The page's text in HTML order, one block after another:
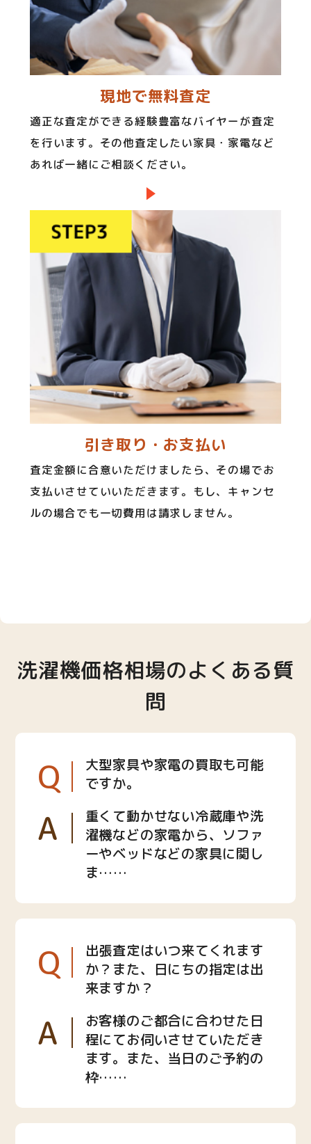
現地で無料査定
適正な査定ができる経験豊富なバイヤーが査定
を行います。その他査定したい家具・家電など
あれば一緒にご相談ください。
引き取り・お支払い
査定金額に合意いただけましたら、その場でお
支払いさせていいただきます。もし、キャンセ
ルの場合でも一切費用は請求しません。
洗濯機価格相場のよくある質
問
Q
大型家具や家電の買取も可能
ですか。
A
重くて動かせない冷蔵庫や洗
濯機などの家電から、ソファ
ーやベッドなどの家具に関し
ま……
Q
出張査定はいつ来てくれます
か？また、日にちの指定は出
来ますか？
A
お客様のご都合に合わせた日
程にてお伺いさせていただき
ます。また、当日のご予約の
枠……